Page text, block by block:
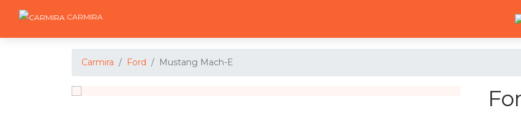
CARMIRA
Carmira Ford Mustang Mach-E